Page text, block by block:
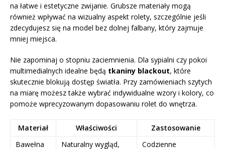
na łatwe i estetyczne zwijanie. Grubsze materiały mogą
również wpływać na wizualny aspekt rolety, szczególnie jeśli
zdecydujesz się na model bez dolnej falbany, który zajmuje
mniej miejsca.
Nie zapominaj o stopniu zaciemnienia. Dla sypialni czy pokoi
multimedialnych idealne będą tkaniny blackout, które
skutecznie blokują dostęp światła. Przy zamówieniach szytych
na miarę możesz także wybrać indywidualne wzory i kolory, co
pomoże wprecyzowanym dopasowaniu rolet do wnętrza.
Materiał Właściwości
Zastosowanie
Bawełna
Naturalny wygląd, Codzienne